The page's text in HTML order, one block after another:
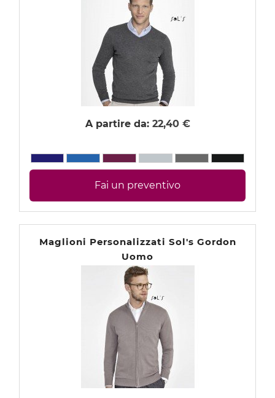
Abbigliamento Donna personalizzato
Felpe e Pile personalizzate
Giacche e Giubbotti personalizzati
Maglioni personalizzati
Pantaloni personalizzati
Felpe e Pile personalizzati
Giacche e Giubbotti personalizzati
Pantaloni personalizzati
Abbigliamento sportivo personalizzato
Abbigliamento Lavoro personalizzato
Cucina e Ristorazione
Farmacia e Medicale
Parruccheria ed Estetica
A partire da: 22,40 €
Fai un preventivo
Maglioni Personalizzati Sol's Gordon
Uomo